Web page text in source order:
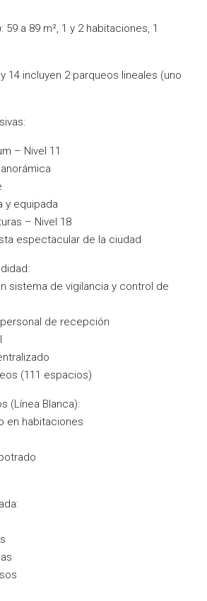
59 a 89 m², 1 y 2 habitaciones, 1
14 incluyen 2 parqueos lineales (uno
– Nivel 11
y equipada
– Nivel 18
espectacular de la ciudad
sistema de vigilancia y control de
de recepción
(111 espacios)
(Línea Blanca):
en habitaciones